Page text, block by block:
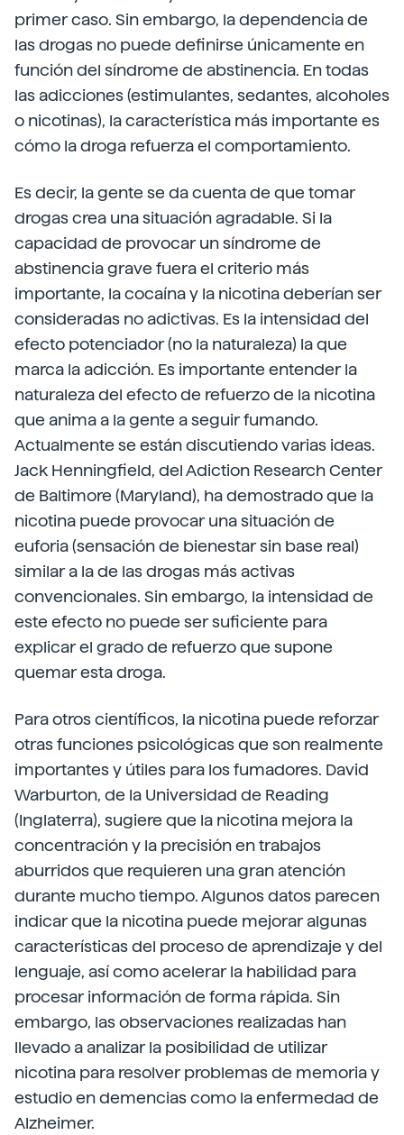
primer caso. Sin embargo, la dependencia de
las drogas no puede definirse únicamente en
función del síndrome de abstinencia. En todas
las adicciones (estimulantes, sedantes, alcoholes
o nicotinas), la característica más importante es
cómo la droga refuerza el comportamiento.
Es decir, la gente se da cuenta de que tomar
drogas crea una situación agradable. Si la
capacidad de provocar un síndrome de
abstinencia grave fuera el criterio más
importante, la cocaína y la nicotina deberían ser
consideradas no adictivas. Es la intensidad del
efecto potenciador (no la naturaleza) la que
marca la adicción. Es importante entender la
naturaleza del efecto de refuerzo de la nicotina
que anima a la gente a seguir fumando.
Actualmente se están discutiendo varias ideas.
Jack Henningfield, del Adiction Research Center
de Baltimore (Maryland), ha demostrado que la
nicotina puede provocar una situación de
euforia (sensación de bienestar sin base real)
similar a la de las drogas más activas
convencionales. Sin embargo, la intensidad de
este efecto no puede ser suficiente para
explicar el grado de refuerzo que supone
quemar esta droga.
Para otros científicos, la nicotina puede reforzar
otras funciones psicológicas que son realmente
importantes y útiles para los fumadores. David
Warburton, de la Universidad de Reading
(Inglaterra), sugiere que la nicotina mejora la
concentración y la precisión en trabajos
aburridos que requieren una gran atención
durante mucho tiempo. Algunos datos parecen
indicar que la nicotina puede mejorar algunas
características del proceso de aprendizaje y del
lenguaje, así como acelerar la habilidad para
procesar información de forma rápida. Sin
embargo, las observaciones realizadas han
llevado a analizar la posibilidad de utilizar
nicotina para resolver problemas de memoria y
estudio en demencias como la enfermedad de
Alzheimer.